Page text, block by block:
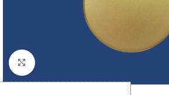
Κάντε κλικ για μεγέθυνση